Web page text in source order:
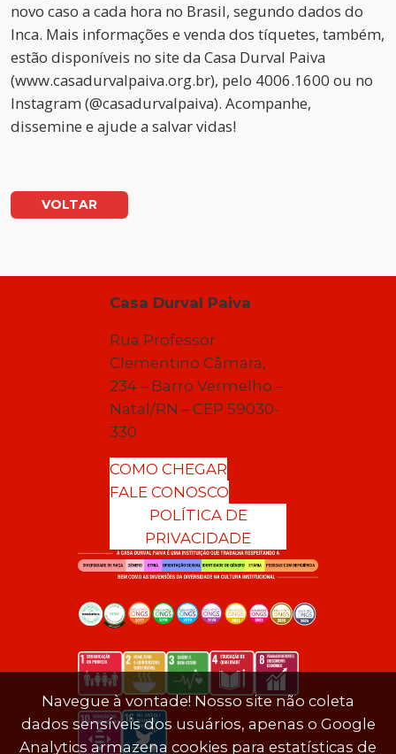
novo caso a cada hora no Brasil, segundo dados do
Inca. Mais informações e venda dos tíquetes, também,
estão disponíveis no site da Casa Durval Paiva
(www.casadurvalpaiva.org.br), pelo 4006.1600 ou no
Instagram (@casadurvalpaiva). Acompanhe,
dissemine e ajude a salvar vidas!
VOLTAR
Casa Durval Paiva
Rua Professor
Clementino Câmara,
234 – Barro Vermelho –
Natal/RN – CEP 59030-
330
COMO CHEGAR
FALE CONOSCO
POLÍTICA DE
PRIVACIDADE
Navegue à vontade! Nosso site não coleta
dados sensíveis dos usuários, apenas o Google
Analytics armazena cookies para estatísticas de